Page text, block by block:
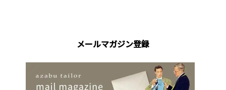
メールマガジン登録